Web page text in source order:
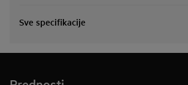
Sve specifikacije